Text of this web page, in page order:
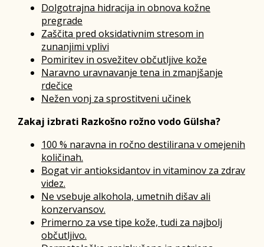
Dolgotrajna hidracija in obnova kožne
pregrade
Zaščita pred oksidativnim stresom in
zunanjimi vplivi
Pomiritev in osvežitev občutljive kože
Naravno uravnavanje tena in zmanjšanje
rdečice
Nežen vonj za sprostitveni učinek
Zakaj izbrati Razkošno rožno vodo Gülsha?
100 % naravna in ročno destilirana v omejenih
količinah.
Bogat vir antioksidantov in vitaminov za zdrav
videz.
Ne vsebuje alkohola, umetnih dišav ali
konzervansov.
Primerno za vse tipe kože, tudi za najbolj
občutljivo.